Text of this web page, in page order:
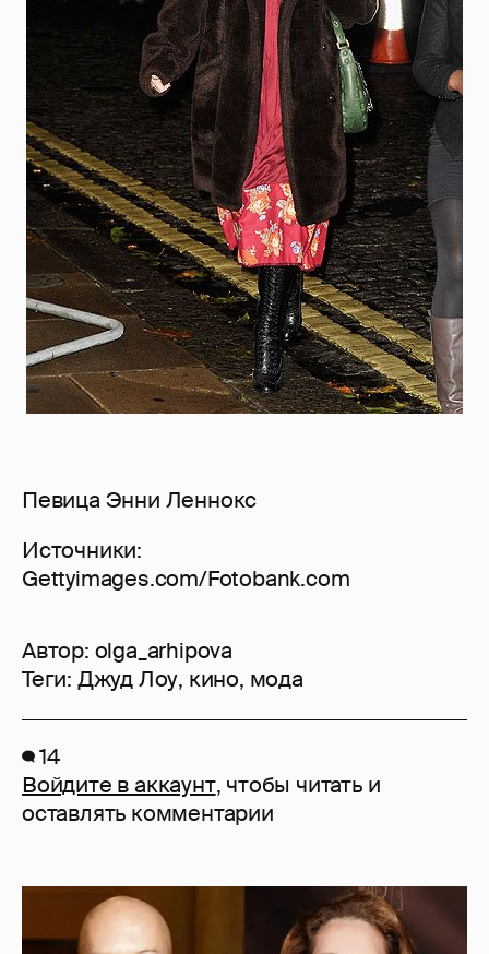
Певица Энни Леннокс
Источники:
Gettyimages.com/Fotobank.com
Автор: olga_arhipova
Теги: Джуд Лоу, кино, мода
14
Войдите в аккаунт, чтобы читать и
оставлять комментарии